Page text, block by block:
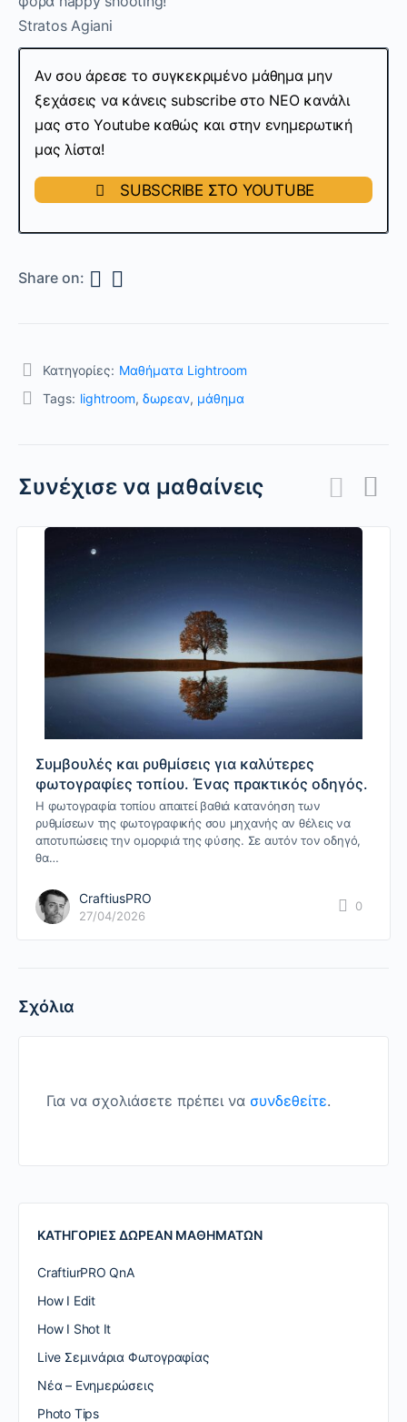
Stratos Agiani
Αν σου άρεσε το συγκεκριμένο μάθημα μην
ξεχάσεις να κάνεις subscribe στo ΝΕΟ κανάλι
μας στο Youtube καθώς και στην ενημερωτική
μας λίστα!
SUBSCRIBE ΣΤΟ YOUTUBE
Share on:
Κατηγορίες: Μαθήματα Lightroom
Tags: lightroom, δωρεαν, μάθημα
Συνέχισε να μαθαίνεις
Συμβουλές και ρυθμίσεις για καλύτερες
φωτογραφίες τοπίου. Ένας πρακτικός οδηγός.
Η φωτογραφία τοπίου απαιτεί βαθιά κατανόηση των
ρυθμίσεων της φωτογραφικής σου μηχανής αν θέλεις να
αποτυπώσεις την ομορφιά της φύσης. Σε αυτόν τον οδηγό,
θα…
CraftiusPRO
27/04/2026
0
Σχόλια
Για να σχολιάσετε πρέπει να συνδεθείτε.
ΚΑΤΗΓΟΡΙΕΣ ΔΩΡΕΑΝ ΜΑΘΗΜΑΤΩΝ
CraftiurPRO QnA
How I Edit
How I Shot It
Live Σεμινάρια Φωτογραφίας
Nέα – Ενημερώσεις
Photo Tips